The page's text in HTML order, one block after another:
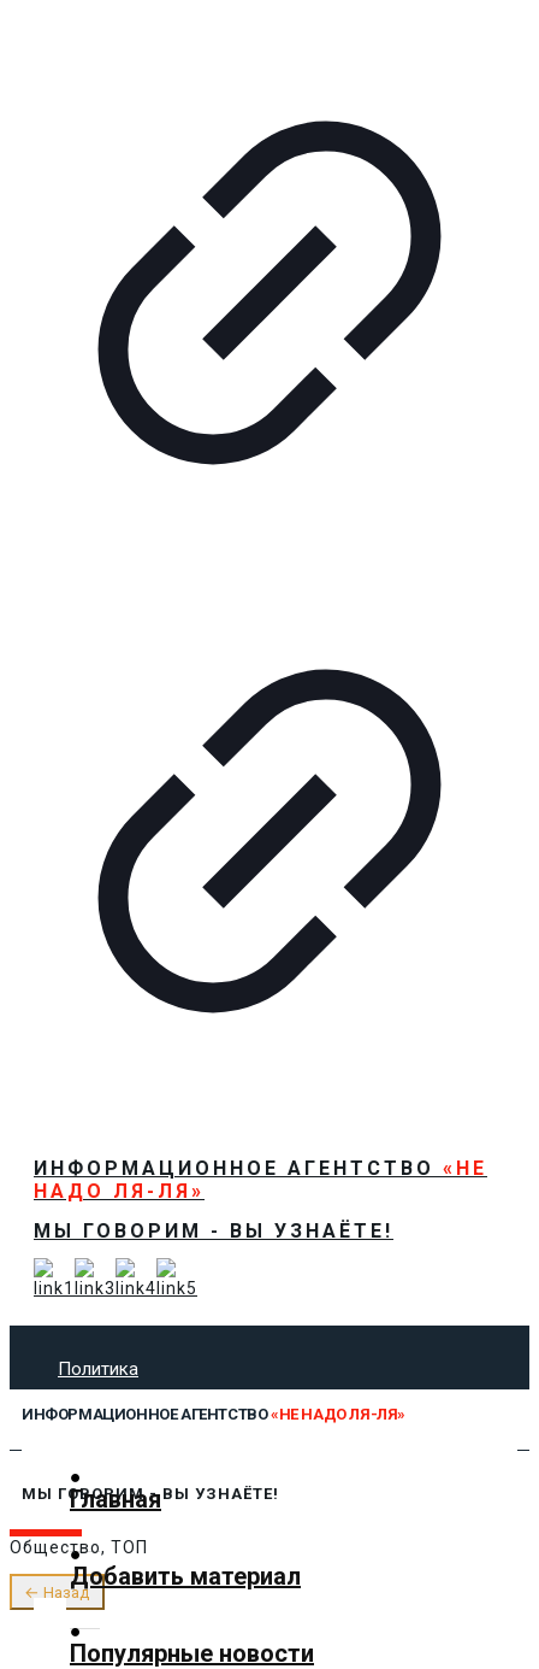
ИНФОРМАЦИОННОЕ АГЕНТСТВО «НЕ
НАДО ЛЯ-ЛЯ»
МЫ ГОВОРИМ - ВЫ УЗНАЁТЕ!
Политика
Технологии
Предложить новость
О нас
✕
ИНФОРМАЦИОННОЕ АГЕНТСТВО«НЕ НАДО ЛЯ-ЛЯ»
Главная
Добавить материал
Популярные новости
МЫ ГОВОРИМ - ВЫ УЗНАЁТЕ!
Общество, ТОП
← Назад